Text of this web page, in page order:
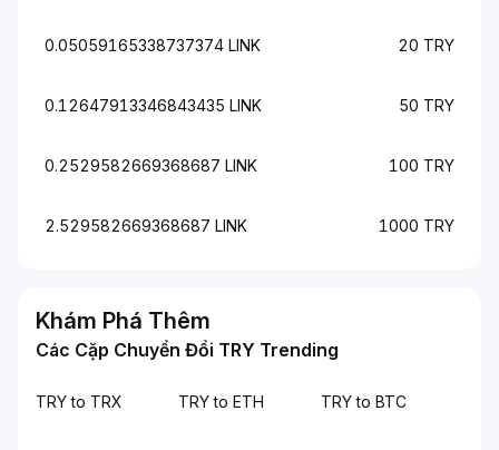
0.05059165338737374 LINK 20 TRY
0.12647913346843435 LINK 50 TRY
0.2529582669368687 LINK 100 TRY
2.529582669368687 LINK 1000 TRY
Khám Phá Thêm
Các Cặp Chuyển Đổi TRY Trending
TRY to TRX TRY to ETH TRY to BTC